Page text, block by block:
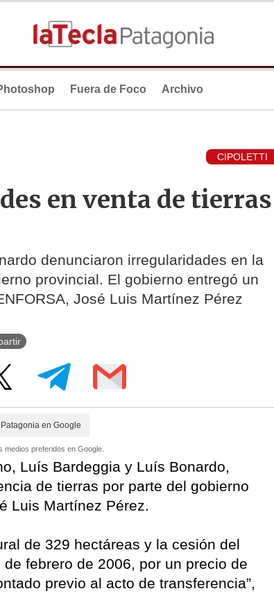
Fuera de Foco Archivo
CIPOLETTI
en venta de tierras
denunciaron irregularidades en la
provincial. El gobierno entregó un
José Luis Martínez Pérez
en Google
medios preferidos en Google.
Luís Bardeggia y Luís Bonardo,
de tierras por parte del gobierno
Luis Martínez Pérez.
de 329 hectáreas y la cesión del
febrero de 2006, por un precio de
previo al acto de transferencia”,